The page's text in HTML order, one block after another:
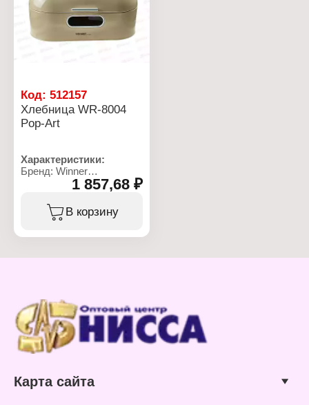
морозильной камере: да
Использование в СВЧ:
да
Материал: жаропрочное
Код: 512157
Хлебница WR-8004
Pop-Art
Характеристики:
Бренд: Winner
Артикул: WR-8004
Коллекция: "Pop-Art"
Тип товара: Хлебница
Цвет: бежевый
1 857,68 ₽
В корзину
Карта сайта